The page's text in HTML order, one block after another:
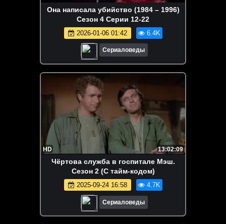
Она написала убийство (1984 – 1996)
Сезон 4 Серии 12-22
2026-01-06 01:42 6.4K
Сериаловеды
HD 13:02:09
Чёртова служба в госпитале Мэш.
Сезон 2 (С тайм-кодом)
2025-09-24 16:58 4.7K
Сериаловеды